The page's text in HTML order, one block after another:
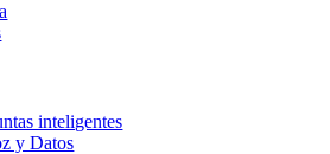
inteligentes
y Datos